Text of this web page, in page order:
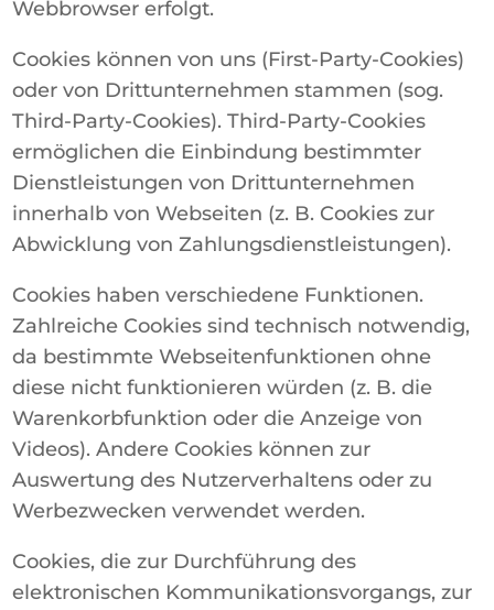
Webbrowser erfolgt.
Cookies können von uns (First-Party-Cookies)
oder von Drittunternehmen stammen (sog.
Third-Party-Cookies). Third-Party-Cookies
ermöglichen die Einbindung bestimmter
Dienstleistungen von Drittunternehmen
innerhalb von Webseiten (z. B. Cookies zur
Abwicklung von Zahlungsdienstleistungen).
Cookies haben verschiedene Funktionen.
Zahlreiche Cookies sind technisch notwendig,
da bestimmte Webseitenfunktionen ohne
diese nicht funktionieren würden (z. B. die
Warenkorbfunktion oder die Anzeige von
Videos). Andere Cookies können zur
Auswertung des Nutzerverhaltens oder zu
Werbezwecken verwendet werden.
Cookies, die zur Durchführung des
elektronischen Kommunikationsvorgangs, zur